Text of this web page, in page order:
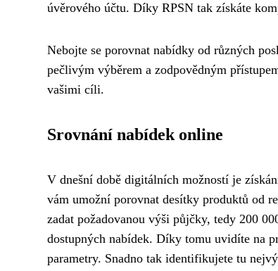
úvěrového účtu. Díky RPSN tak získáte
Nebojte se porovnat nabídky od různých
pečlivým výběrem a zodpovědným
vašimi cíli.
Srovnání nabídek online
V dnešní době digitálních možností je
vám umožní porovnat desítky produktů od
zadat požadovanou výši půjčky, tedy 200
dostupných nabídek. Díky tomu uvidíte na
parametry. Snadno tak identifikujete tu